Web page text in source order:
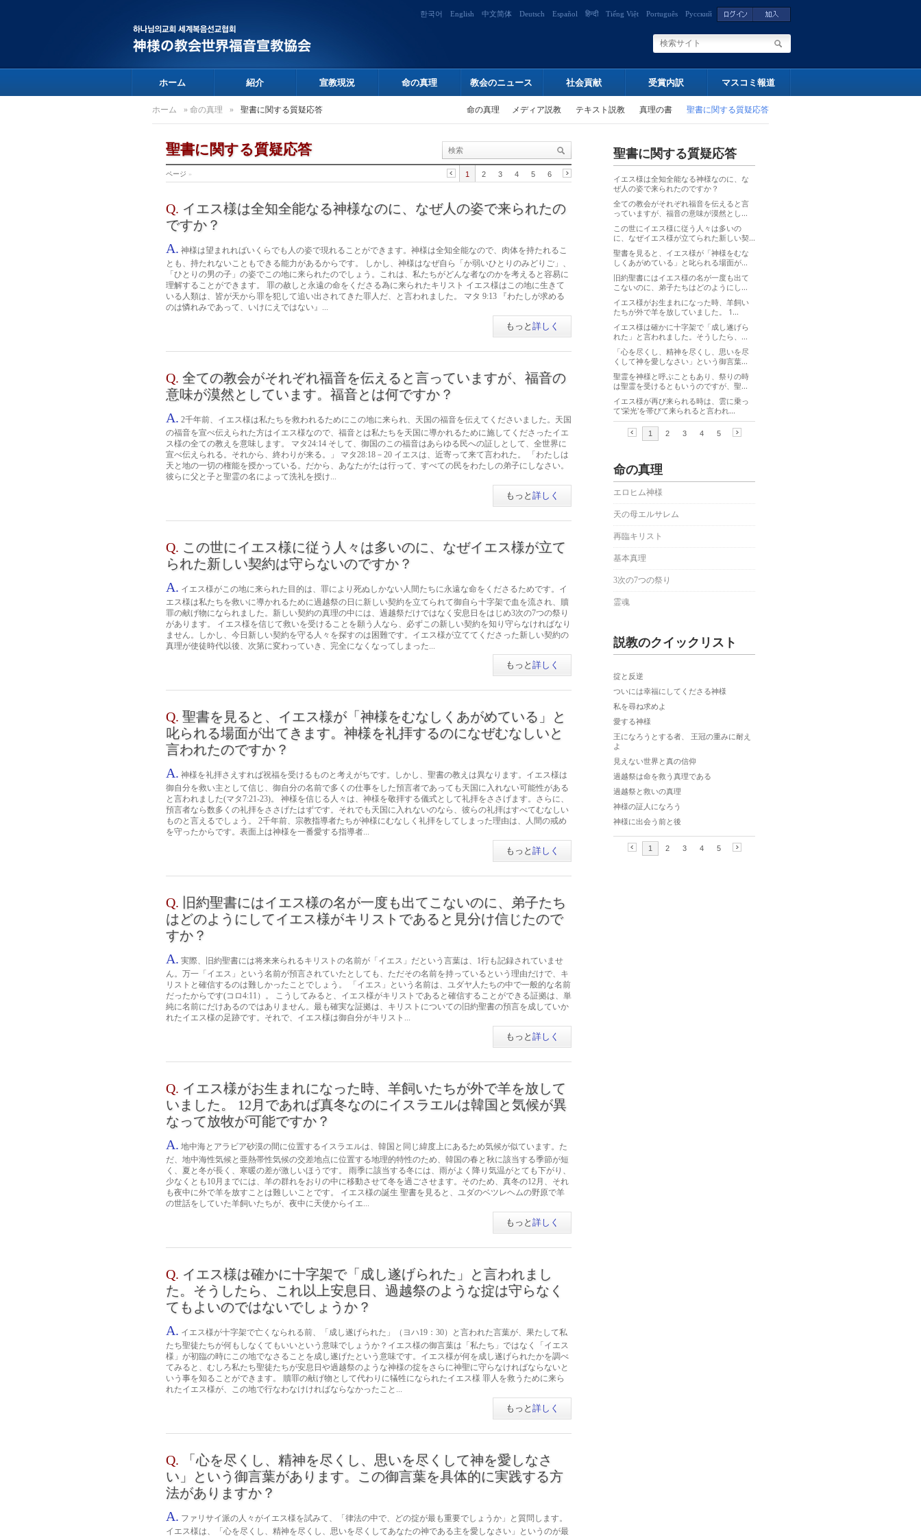
한국어 English 中文简体 Deutsch Español हिन्दी Tiếng Việt Português Русский
ホーム 紹介 宣教現況 命の真理 教会のニュース 社会貢献 受賞内訳 マスコミ報道
ホーム » 命の真理 » 聖書に関する質疑応答 命の真理 メディア説教 テキスト説教 真理の書 聖書に関する質疑応答
聖書に関する質疑応答
ページ » 1 2 3 4 5 6
Q. イエス様は全知全能なる神様なのに、なぜ人の姿で来られたの
ですか？
A. 神様は望まれればいくらでも人の姿で現れることができます。神様は全知全能なので、肉体を持たれるこ
とも、持たれないこともできる能力があるからです。 しかし、神様はなぜ自ら「か弱いひとりのみどりご」、
「ひとりの男の子」の姿でこの地に来られたのでしょう。これは、私たちがどんな者なのかを考えると容易に
理解することができます。 罪の赦しと永遠の命をくださる為に来られたキリスト イエス様はこの地に生きて
いる人類は、皆が天から罪を犯して追い出されてきた罪人だ、と言われました。 マタ 9:13 『わたしが求める
のは憐れみであって、いけにえではない』...
もっと 詳しく
Q. 全ての教会がそれぞれ福音を伝えると言っていますが、福音の
意味が漠然としています。福音とは何ですか？
A. 2千年前、イエス様は私たちを救われるためにこの地に来られ、天国の福音を伝えてくださいました。天国
の福音を宣べ伝えられた方はイエス様なので、福音とは私たちを天国に導かれるために施してくださったイエ
ス様の全ての教えを意味します。 マタ24:14 そして、御国のこの福音はあらゆる民への証しとして、全世界に
宣べ伝えられる。それから、終わりが来る。」 マタ28:18－20 イエスは、近寄って来て言われた。 「わたしは
天と地の一切の権能を授かっている。だから、あなたがたは行って、すべての民をわたしの弟子にしなさい。
彼らに父と子と聖霊の名によって洗礼を授け...
もっと 詳しく
Q. この世にイエス様に従う人々は多いのに、なぜイエス様が立て
られた新しい契約は守らないのですか？
A. イエス様がこの地に来られた目的は、罪により死ぬしかない人間たちに永遠な命をくださるためです。イ
エス様は私たちを救いに導かれるために過越祭の日に新しい契約を立てられて御自ら十字架で血を流され、贖
罪の献げ物になられました。新しい契約の真理の中には、過越祭だけではなく安息日をはじめ3次の7つの祭り
があります。 イエス様を信じて救いを受けることを願う人なら、必ずこの新しい契約を知り守らなければなり
ません。しかし、今日新しい契約を守る人々を探すのは困難です。イエス様が立ててくださった新しい契約の
真理が使徒時代以後、次第に変わっていき、完全になくなってしまった...
もっと 詳しく
Q. 聖書を見ると、イエス様が「神様をむなしくあがめている」と
叱られる場面が出てきます。神様を礼拝するのになぜむなしいと
言われたのですか？
A. 神様を礼拝さえすれば祝福を受けるものと考えがちです。しかし、聖書の教えは異なります。イエス様は
御自分を救い主として信じ、御自分の名前で多くの仕事をした預言者であっても天国に入れない可能性がある
と言われました(マタ7:21-23)。 神様を信じる人々は、神様を敬拝する儀式として礼拝をささげます。さらに、
預言者なら数多くの礼拝をささげたはずです。それでも天国に入れないのなら、彼らの礼拝はすべてむなしい
ものと言えるでしょう。 2千年前、宗教指導者たちが神様にむなしく礼拝をしてしまった理由は、人間の戒め
を守ったからです。表面上は神様を一番愛する指導者...
もっと 詳しく
Q.
旧約聖書にはイエス様の名が一度も出てこないのに、弟子たち
はどのようにしてイエス様がキリストであると見分け信じたので
すか？
A. 実際、旧約聖書には将来来られるキリストの名前が「イエス」だという言葉は、1行も記録されていませ
ん。万一「イエス」という名前が預言されていたとしても、ただその名前を持っているという理由だけで、キ
リストと確信するのは難しかったことでしょう。 「イエス」という名前は、ユダヤ人たちの中で一般的な名前
だったからです(コロ4:11）。 こうしてみると、イエス様がキリストであると確信することができる証拠は、単
純に名前にだけあるのではありません。最も確実な証拠は、キリストについての旧約聖書の預言を成していか
れたイエス様の足跡です。それで、イエス様は御自分がキリスト...
もっと 詳しく
Q. イエス様がお生まれになった時、羊飼いたちが外で羊を放して
いました。 12月であれば真冬なのにイスラエルは韓国と気候が異
なって放牧が可能ですか？
A. 地中海とアラビア砂漠の間に位置するイスラエルは、韓国と同じ緯度上にあるため気候が似ています。た
だ、地中海性気候と亜熱帯性気候の交差地点に位置する地理的特性のため、韓国の春と秋に該当する季節が短
く、夏と冬が長く、寒暖の差が激しいほうです。 雨季に該当する冬には、雨がよく降り気温がとても下がり、
少なくとも10月までには、羊の群れをおりの中に移動させて冬を過ごさせます。そのため、真冬の12月、それ
も夜中に外で羊を放すことは難しいことです。 イエス様の誕生 聖書を見ると、ユダのベツレヘムの野原で羊
の世話をしていた羊飼いたちが、夜中に天使からイエ...
もっと 詳しく
Q. イエス様は確かに十字架で「成し遂げられた」と言われまし
た。そうしたら、これ以上安息日、過越祭のような掟は守らなく
てもよいのではないでしょうか？
A. イエス様が十字架で亡くなられる前、「成し遂げられた」（ヨハ19：30）と言われた言葉が、果たして私
たち聖徒たちが何もしなくてもいいという意味でしょうか？イエス様の御言葉は「私たち」ではなく「イエス
様」が初臨の時にこの地でなさることを成し遂げたという意味です。イエス様が何を成し遂げられたかを調べ
てみると、むしろ私たち聖徒たちが安息日や過越祭のような神様の掟をさらに神聖に守らなければならないと
いう事を知ることができます。 贖罪の献げ物として代わりに犠牲になられたイエス様 罪人を救うために来ら
れたイエス様が、この地で行なわなけければならなかったこと...
もっと 詳しく
Q.
「心を尽くし、精神を尽くし、思いを尽くして神を愛しなさ
い」という御言葉があります。この御言葉を具体的に実践する方
法がありますか？
A. ファリサイ派の人々がイエス様を試みて、「律法の中で、どの掟が最も重要でしょうか」と質問します。
イエス様は、「心を尽くし、精神を尽くし、思いを尽くしてあなたの神である主を愛しなさい」というのが最
命の真理
エロヒム神様
天の母エルサレム
再臨キリスト
基本真理
3次の7つの祭り
霊魂